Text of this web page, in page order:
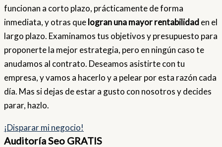
funcionan a corto plazo, prácticamente de forma
inmediata, y otras quelogran una mayor rentabilidad en el
largo plazo. Examinamos tus objetivos y presupuesto para
proponerte la mejor estrategia, pero en ningún caso te
anudamos al contrato. Deseamos asistirte con tu
empresa, y vamos a hacerlo y a pelear por esta razón cada
día. Mas si dejas de estar a gusto con nosotros y decides
parar, hazlo.
¡Disparar mi negocio!
Auditoría Seo GRATIS